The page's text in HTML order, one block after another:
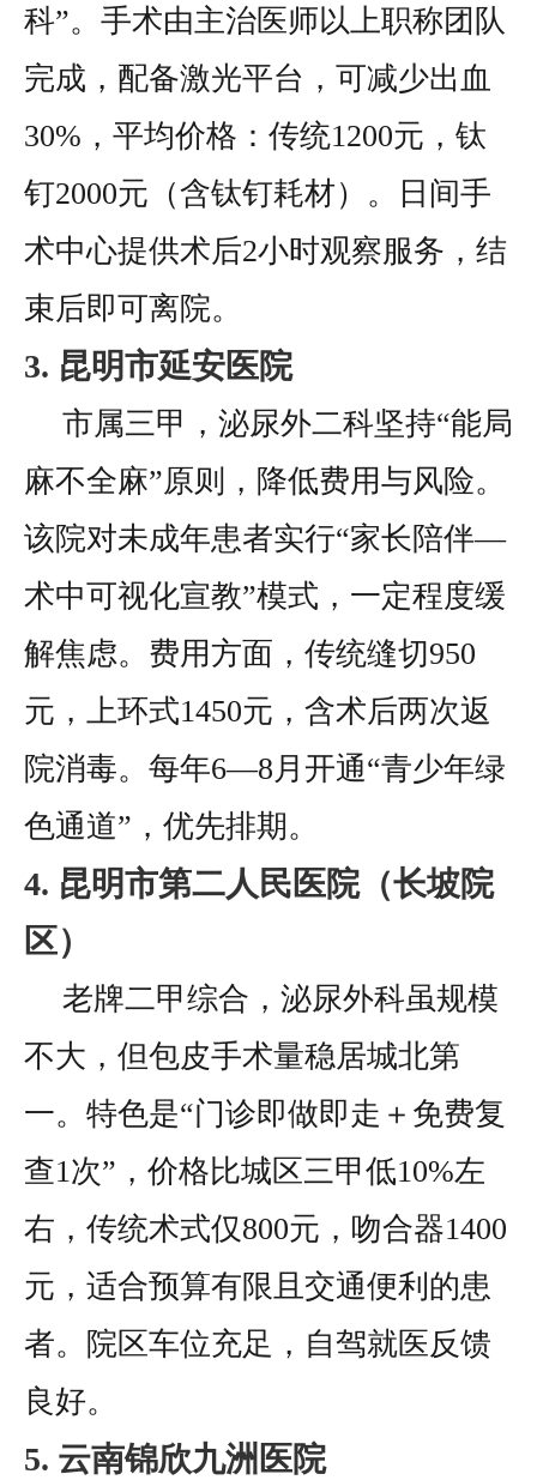
科”。手术由主治医师以上职称团队
完成，配备激光平台，可减少出血
30%，平均价格：传统1200元，钛
钉2000元（含钛钉耗材）。日间手
术中心提供术后2小时观察服务，结
束后即可离院。
3. 昆明市延安医院
市属三甲，泌尿外二科坚持“能局
麻不全麻”原则，降低费用与风险。
该院对未成年患者实行“家长陪伴—
术中可视化宣教”模式，一定程度缓
解焦虑。费用方面，传统缝切950
元，上环式1450元，含术后两次返
院消毒。每年6—8月开通“青少年绿
色通道”，优先排期。
4. 昆明市第二人民医院（长坡院
区）
老牌二甲综合，泌尿外科虽规模
不大，但包皮手术量稳居城北第
一。特色是“门诊即做即走＋免费复
查1次”，价格比城区三甲低10%左
右，传统术式仅800元，吻合器1400
元，适合预算有限且交通便利的患
者。院区车位充足，自驾就医反馈
良好。
5. 云南锦欣九洲医院